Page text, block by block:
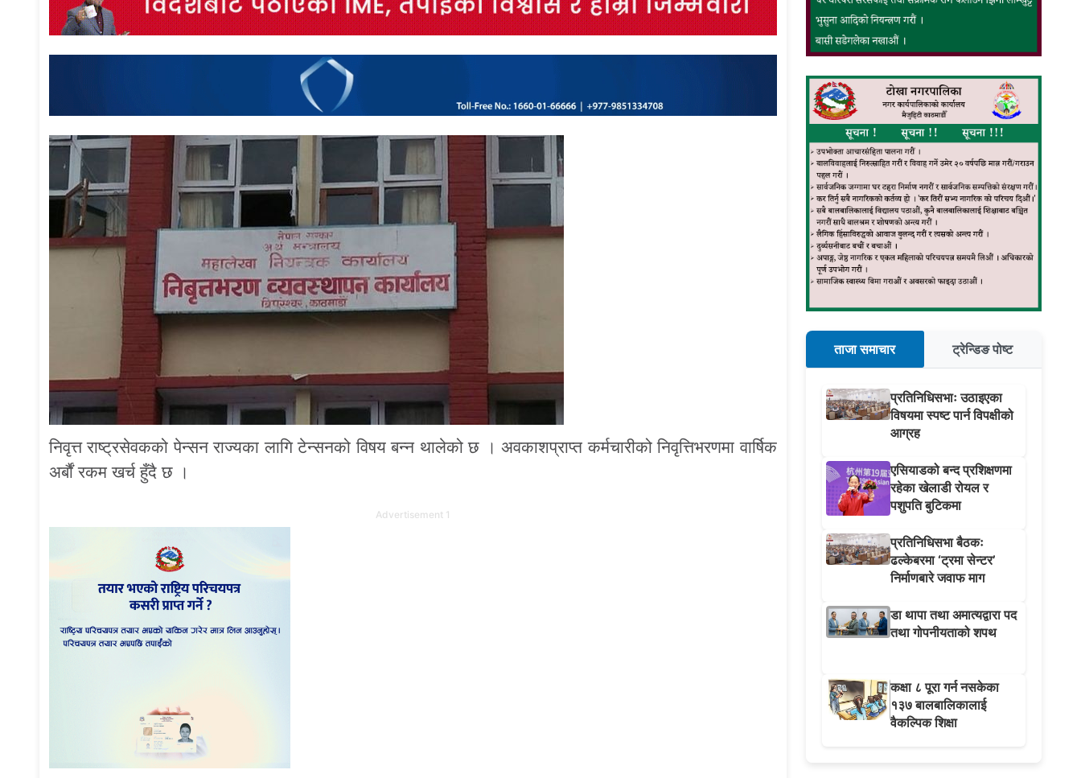
निवृत्त राष्ट्रसेवकको पेन्सन राज्यका लागि टेन्सनको विषय बन्न थालेको छ । अवकाशप्राप्त कर्मचारीको निवृत्तिभरणमा वार्षिक
अर्बौं रकम खर्च हुँदै छ ।
Advertisement 1
ताजा समाचार ट्रेन्डिङ पोष्ट
प्रतिनिधिसभाः उठाइएका
विषयमा स्पष्ट पार्न विपक्षीको
आग्रह
एसियाडको बन्द प्रशिक्षणमा
रहेका खेलाडी रोयल र
पशुपति बुटिकमा
प्रतिनिधिसभा बैठकः
ढल्केबरमा ‘ट्रमा सेन्टर’
निर्माणबारे जवाफ माग
डा थापा तथा अमात्यद्वारा पद
तथा गोपनीयताको शपथ
कक्षा ८ पूरा गर्न नसकेका
१३७ बालबालिकालाई
वैकल्पिक शिक्षा